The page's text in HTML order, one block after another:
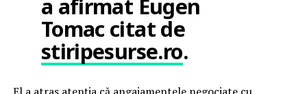
a afirmat Eugen
Tomac citat de
stiripesurse.ro.